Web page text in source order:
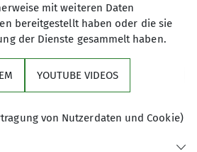
des Programms des dritten
entnehmen Sie bitte der
Museums.
Sonderausstellung "Zukunft
Foyer des Alpinen Museums:
mit weiteren Daten
bereitgestellt haben oder die sie
der Dienste gesammelt haben.
YOUTUBE VIDEOS
von Nutzerdaten und Cookie)